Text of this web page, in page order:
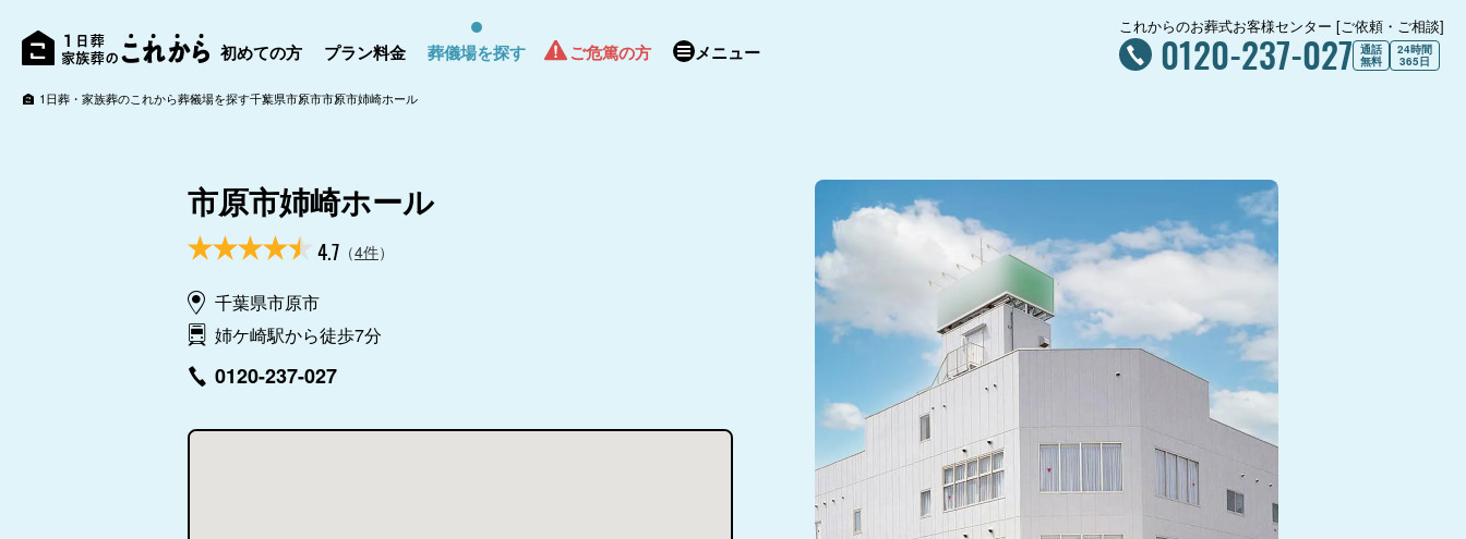
初めての方 プラン料金 葬儀場を探す ご危篤の方 メニュー
これからのお葬式お客様センター [ご依頼・ご相談]
0120-237-027 通話
無料
24時間
365日
1日葬・家族葬のこれから葬儀場を探す千葉県市原市市原市姉崎ホール
市原市姉崎ホール
4.7 （4件）
千葉県市原市
姉ケ崎駅から徒歩7分
0120-237-027